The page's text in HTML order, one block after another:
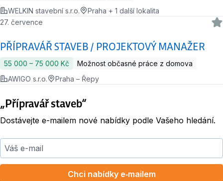
WELKIN stavební s.r.o.
Praha + 1 další lokalita
PŘÍPRAVÁŘ STAVEB / PROJEKTOVÝ MANAŽER
27. července
55 000 ‍–‍ 75 000 Kč
Možnost občasné práce z domova
AWIGO s.r.o.
Praha – Řepy
„Přípravář staveb“
Dostávejte e-mailem nové nabídky podle Vašeho hledání.
Váš e-mail
Chci nabídky e‑mailem